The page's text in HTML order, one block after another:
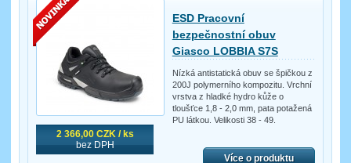
2 366,00 CZK / ks
bez DPH
ESD Pracovní
bezpečnostní obuv
Giasco LOBBIA S7S
Nízká antistatická obuv se špičkou z
200J polymerního kompozitu. Vrchní
vrstva z hladké hydro kůže o
tloušťce 1,8 - 2,0 mm, pata potažená
PU látkou. Velikosti 38 - 49.
Více o produktu